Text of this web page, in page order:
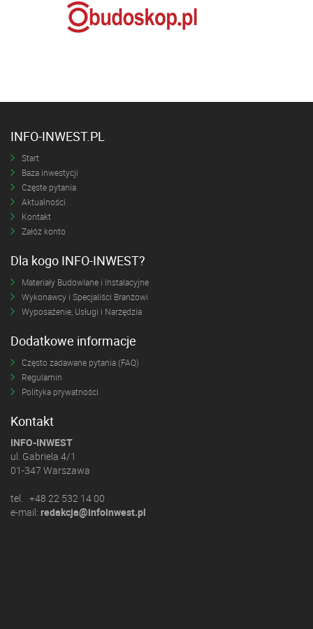
INFO-INWEST.PL
Start
Baza inwestycji
Częste pytania
Aktualności
Kontakt
Załóż konto
Dla kogo INFO-INWEST?
Materiały Budowlane i Instalacyjne
Wykonawcy i Specjaliści Branżowi
Wyposażenie, Usługi i Narzędzia
Dodatkowe informacje
Często zadawane pytania (FAQ)
Regulamin
Polityka prywatności
Kontakt
INFO-INWEST
ul. Gabriela 4/1
01-347 Warszawa
tel. +48 22 532 14 00
e-mail: redakcja@infoinwest.pl